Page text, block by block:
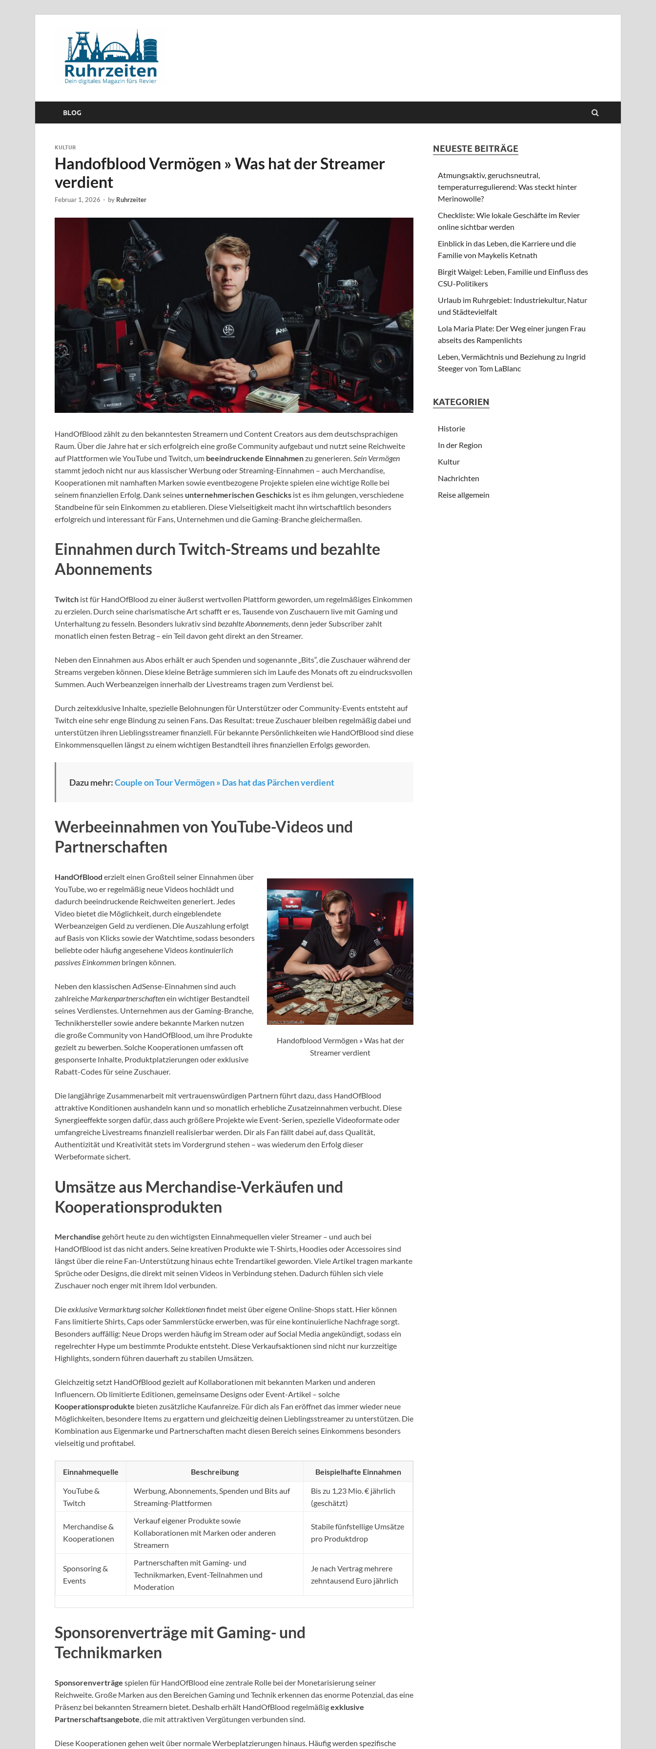
BLOG
KULTUR
Handofblood Vermögen » Was hat der Streamer
verdient
Februar 1, 2026 - by Ruhrzeiter
HandOfBlood zählt zu den bekanntesten Streamern und Content Creators aus dem deutschsprachigen
Raum. Über die Jahre hat er sich erfolgreich eine große Community aufgebaut und nutzt seine Reichweite
auf Plattformen wie YouTube und Twitch, um beeindruckende Einnahmenzu generieren. Sein Vermögen
stammt jedoch nicht nur aus klassischer Werbung oder Streaming-Einnahmen – auch Merchandise,
Kooperationen mit namhaften Marken sowie eventbezogene Projekte spielen eine wichtige Rolle bei
seinem finanziellen Erfolg. Dank seines unternehmerischen Geschicks ist es ihm gelungen, verschiedene
Standbeine für sein Einkommen zu etablieren. Diese Vielseitigkeit macht ihn wirtschaftlich besonders
erfolgreich und interessant für Fans, Unternehmen und die Gaming-Branche gleichermaßen.
Einnahmen durch Twitch-Streams und bezahlte
Abonnements
Twitch ist für HandOfBlood zu einer äußerst wertvollen Plattform geworden, um regelmäßiges Einkommen
zu erzielen. Durch seine charismatische Art schafft er es, Tausende von Zuschauern live mit Gaming und
Unterhaltung zu fesseln. Besonders lukrativ sind bezahlte Abonnements, denn jeder Subscriber zahlt
monatlich einen festen Betrag – ein Teil davon geht direkt an den Streamer.
Neben den Einnahmen aus Abos erhält er auch Spenden und sogenannte „Bits“, die Zuschauer während der
Streams vergeben können. Diese kleine Beträge summieren sich im Laufe des Monats oft zu eindrucksvollen
Summen. Auch Werbeanzeigen innerhalb der Livestreams tragen zum Verdienst bei.
Durch zeitexklusive Inhalte, spezielle Belohnungen für Unterstützer oder Community-Events entsteht auf
Twitch eine sehr enge Bindung zu seinen Fans. Das Resultat: treue Zuschauer bleiben regelmäßig dabei und
unterstützen ihren Lieblingsstreamer finanziell. Für bekannte Persönlichkeiten wie HandOfBlood sind diese
Einkommensquellen längst zu einem wichtigen Bestandteil ihres finanziellen Erfolgs geworden.
Dazu mehr:Couple on Tour Vermögen » Das hat das Pärchen verdient
Werbeeinnahmen von YouTube-Videos und
Partnerschaften
Handofblood Vermögen » Was hat der
Streamer verdient
HandOfBlood erzielt einen Großteil seiner Einnahmen über
YouTube, wo er regelmäßig neue Videos hochlädt und
dadurch beeindruckende Reichweiten generiert. Jedes
Video bietet die Möglichkeit, durch eingeblendete
Werbeanzeigen Geld zu verdienen. Die Auszahlung erfolgt
auf Basis von Klicks sowie der Watchtime, sodass besonders
beliebte oder häufig angesehene Videoskontinuierlich
passives Einkommen bringen können.
Neben den klassischen AdSense-Einnahmen sind auch
zahlreiche Markenpartnerschaftenein wichtiger Bestandteil
seines Verdienstes. Unternehmen aus der Gaming-Branche,
Technikhersteller sowie andere bekannte Marken nutzen
die große Community von HandOfBlood, um ihre Produkte
gezielt zu bewerben. Solche Kooperationen umfassen oft
gesponserte Inhalte, Produktplatzierungen oder exklusive
Rabatt-Codes für seine Zuschauer.
Die langjährige Zusammenarbeit mit vertrauenswürdigen Partnern führt dazu, dass HandOfBlood
attraktive Konditionen aushandeln kann und so monatlich erhebliche Zusatzeinnahmen verbucht. Diese
Synergieeffekte sorgen dafür, dass auch größere Projekte wie Event-Serien, spezielle Videoformate oder
umfangreiche Livestreams finanziell realisierbar werden. Dir als Fan fällt dabei auf, dass Qualität,
Authentizität und Kreativität stets im Vordergrund stehen – was wiederum den Erfolg dieser
Werbeformate sichert.
Umsätze aus Merchandise-Verkäufen und
Kooperationsprodukten
Merchandise gehört heute zu den wichtigsten Einnahmequellen vieler Streamer – und auch bei
HandOfBlood ist das nicht anders. Seine kreativen Produkte wie T-Shirts, Hoodies oder Accessoires sind
längst über die reine Fan-Unterstützung hinaus echte Trendartikel geworden. Viele Artikel tragen markante
Sprüche oder Designs, die direkt mit seinen Videos in Verbindung stehen. Dadurch fühlen sich viele
Zuschauer noch enger mit ihrem Idol verbunden.
Dieexklusive Vermarktung solcher Kollektionenfindet meist über eigene Online-Shops statt. Hier können
Fans limitierte Shirts, Caps oder Sammlerstücke erwerben, was für eine kontinuierliche Nachfrage sorgt.
Besonders auffällig: Neue Drops werden häufig im Stream oder auf Social Media angekündigt, sodass ein
regelrechter Hype um bestimmte Produkte entsteht. Diese Verkaufsaktionen sind nicht nur kurzzeitige
Highlights, sondern führen dauerhaft zu stabilen Umsätzen.
Gleichzeitig setzt HandOfBlood gezielt auf Kollaborationen mit bekannten Marken und anderen
Influencern. Ob limitierte Editionen, gemeinsame Designs oder Event-Artikel – solche
Kooperationsprodukte bieten zusätzliche Kaufanreize. Für dich als Fan eröffnet das immer wieder neue
Möglichkeiten, besondere Items zu ergattern und gleichzeitig deinen Lieblingsstreamer zu unterstützen. Die
Kombination aus Eigenmarke und Partnerschaften macht diesen Bereich seines Einkommens besonders
vielseitig und profitabel.
Einnahmequelle Beschreibung Beispielhafte Einnahmen
YouTube &
Twitch
Werbung, Abonnements, Spenden und Bits auf
Streaming-Plattformen
Bis zu 1,23 Mio. € jährlich
(geschätzt)
Merchandise &
Kooperationen
Verkauf eigener Produkte sowie
Kollaborationen mit Marken oder anderen
Streamern
Stabile fünfstellige Umsätze
pro Produktdrop
Sponsoring &
Events
Partnerschaften mit Gaming- und
Technikmarken, Event-Teilnahmen und
Moderation
Je nach Vertrag mehrere
zehntausend Euro jährlich
Sponsorenverträge mit Gaming- und
Technikmarken
Sponsorenverträge spielen für HandOfBlood eine zentrale Rolle bei der Monetarisierung seiner
Reichweite. Große Marken aus den Bereichen Gaming und Technik erkennen das enorme Potenzial, das eine
Präsenz bei bekannten Streamern bietet. Deshalb erhält HandOfBlood regelmäßigexklusive
Partnerschaftsangebote, die mit attraktiven Vergütungen verbunden sind.
Diese Kooperationen gehen weit über normale Werbeplatzierungen hinaus. Häufig werden spezifische
NEUESTE BEITRÄGE
Atmungsaktiv, geruchsneutral,
temperaturregulierend: Was steckt hinter
Merinowolle?
Checkliste: Wie lokale Geschäfte im Revier
online sichtbar werden
Einblick in das Leben, die Karriere und die
Familie von Maykelis Ketnath
Birgit Waigel: Leben, Familie und Einfluss des
CSU-Politikers
Urlaub im Ruhrgebiet: Industriekultur, Natur
und Städtevielfalt
Lola Maria Plate: Der Weg einer jungen Frau
abseits des Rampenlichts
Leben, Vermächtnis und Beziehung zu Ingrid
Steeger von Tom LaBlanc
KATEGORIEN
Historie
In der Region
Kultur
Nachrichten
Reise allgemein